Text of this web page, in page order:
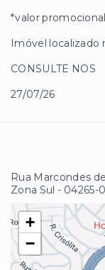
*valor
Imóvel localizado
CONSULTE NOS
27/07/26
Rua Marcondes
Zona Sul - 04265-
+
−